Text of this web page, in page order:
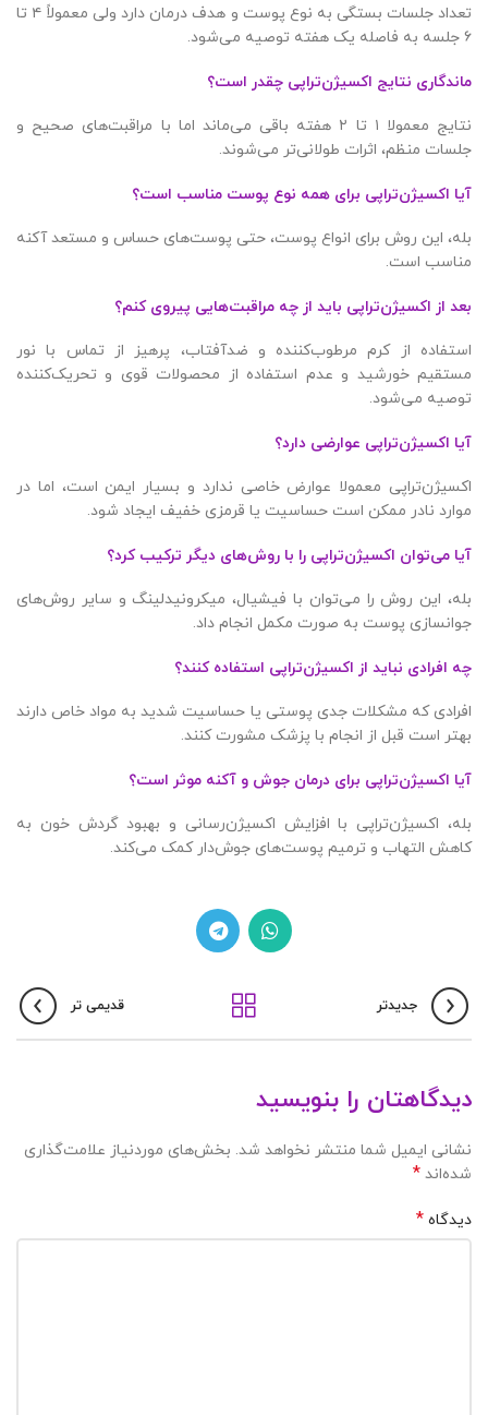
تعداد جلسات بستگی به نوع پوست و هدف درمان دارد ولی معمولاً ۴ تا
۶ جلسه به فاصله یک هفته توصیه می‌شود.
ماندگاری نتایج اکسیژن‌تراپی چقدر است؟
نتایج معمولا ۱ تا ۲ هفته باقی می‌ماند اما با مراقبت‌های صحیح و
جلسات منظم، اثرات طولانی‌تر می‌شوند.
آیا اکسیژن‌تراپی برای همه نوع پوست مناسب است؟
بله، این روش برای انواع پوست، حتی پوست‌های حساس و مستعد آکنه
مناسب است.
بعد از اکسیژن‌تراپی باید از چه مراقبت‌هایی پیروی کنم؟
استفاده از کرم مرطوب‌کننده و ضدآفتاب، پرهیز از تماس با نور
مستقیم خورشید و عدم استفاده از محصولات قوی و تحریک‌کننده
توصیه می‌شود.
آیا اکسیژن‌تراپی عوارضی دارد؟
اکسیژن‌تراپی معمولا عوارض خاصی ندارد و بسیار ایمن است، اما در
موارد نادر ممکن است حساسیت یا قرمزی خفیف ایجاد شود.
آیا می‌توان اکسیژن‌تراپی را با روش‌های دیگر ترکیب کرد؟
بله، این روش را می‌توان با فیشیال، میکرونیدلینگ و سایر روش‌های
جوانسازی پوست به صورت مکمل انجام داد.
چه افرادی نباید از اکسیژن‌تراپی استفاده کنند؟
افرادی که مشکلات جدی پوستی یا حساسیت شدید به مواد خاص دارند
بهتر است قبل از انجام با پزشک مشورت کنند.
آیا اکسیژن‌تراپی برای درمان جوش و آکنه موثر است؟
بله، اکسیژن‌تراپی با افزایش اکسیژن‌رسانی و بهبود گردش خون به
کاهش التهاب و ترمیم پوست‌های جوش‌دار کمک می‌کند.
جدیدتر قدیمی تر
دیدگاهتان را بنویسید
نشانی ایمیل شما منتشر نخواهد شد. بخش‌های موردنیاز علامت‌گذاری
شده‌اند *
دیدگاه *